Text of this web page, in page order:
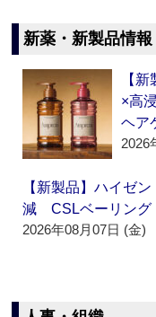
新薬・新製品情報
【
×高
ヘア
2026
【新製品】ハイゼ
減 CSLベーリング
2026年08月07日 (金)